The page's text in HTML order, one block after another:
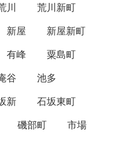
川
荒川新町
新屋
新屋新町
有峰
粟島町
谷
池多
新
石坂東町
磯部町
市場